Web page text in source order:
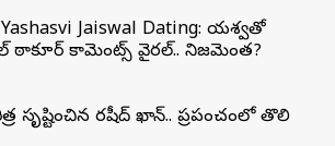
Jaiswal Dating: యశస్వితో
ఠాకూర్ కామెంట్స్ వైరల్.. నిజమెంత?
సృష్టించిన రషీద్ ఖాన్.. ప్రపంచంలో తొలి